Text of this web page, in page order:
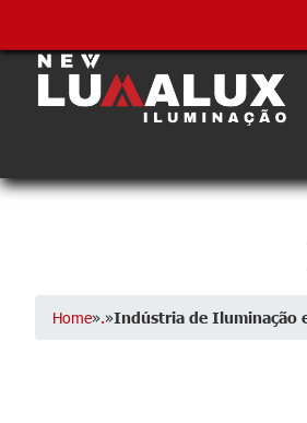
Home».»Indústria de Iluminação